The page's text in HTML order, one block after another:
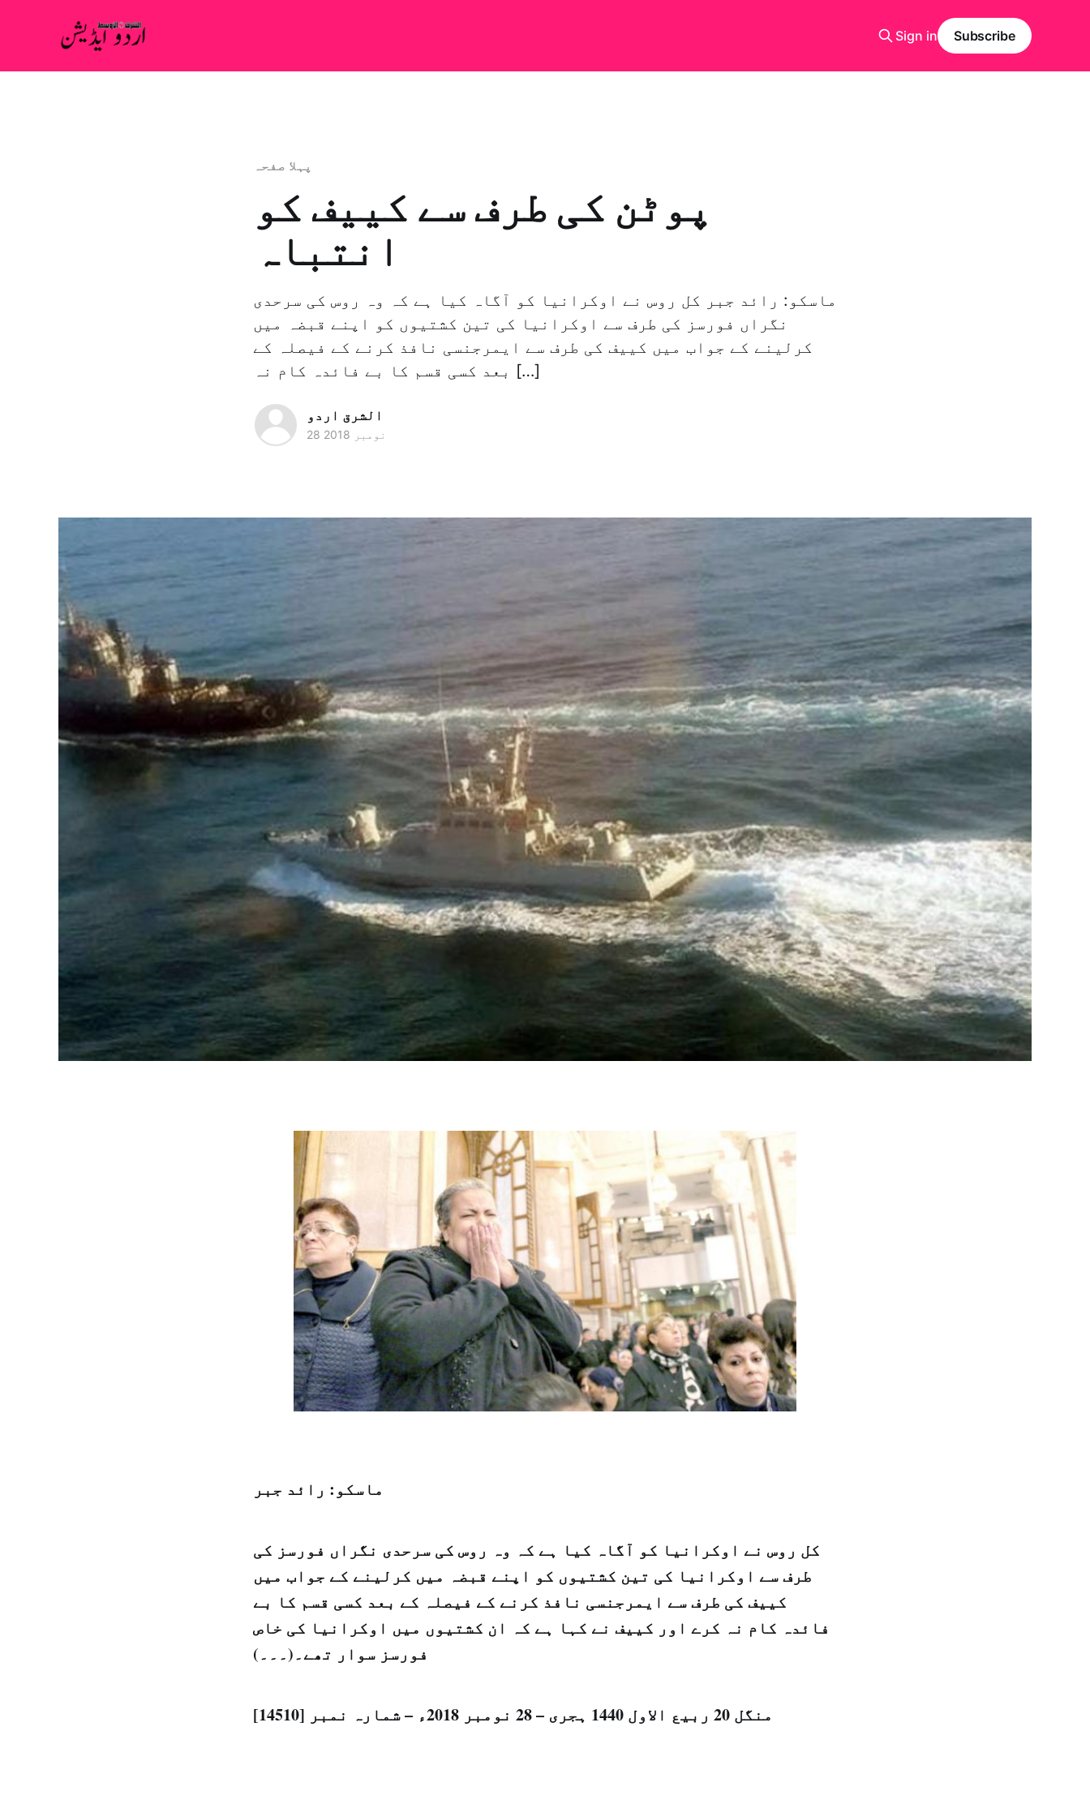
Sign in Subscribe
پہلا صفحہ
پوٹن کی طرف سے کییف کو
انتباہ
ماسکو: رائد جبر کل روس نے اوکرانیا کو آگاہ کیا ہے کہ وہ روس کی سرحدی
نگراں فورسز کی طرف سے اوکرانیا کی تین کشتیوں کو اپنے قبضہ میں
کرلینے کے جواب میں کییف کی طرف سے ایمرجنسی نافذ کرنے کے فیصلہ کے
بعد کسی قسم کا بے فائدہ کام نہ […]
الشرق اردو
28 نومبر 2018
ماسکو: رائد جبر
کل روس نے اوکرانیا کو آگاہ کیا ہے کہ وہ روس کی سرحدی نگراں فورسز کی
طرف سے اوکرانیا کی تین کشتیوں کو اپنے قبضہ میں کرلینے کے جواب میں
کییف کی طرف سے ایمرجنسی نافذ کرنے کے فیصلہ کے بعد کسی قسم کا بے
فائدہ کام نہ کرے اور کییف نے کہا ہے کہ ان کشتیوں میں اوکرانیا کی خاص
فورسز سوار تھے۔(۔۔۔)
منگل 20 ربیع الاول 1440 ہجری – 28 نومبر 2018ء – شمارہ نمبر [14510]